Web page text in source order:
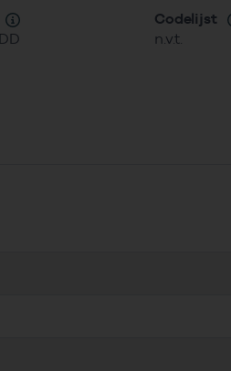
Codelijst
n.v.t.